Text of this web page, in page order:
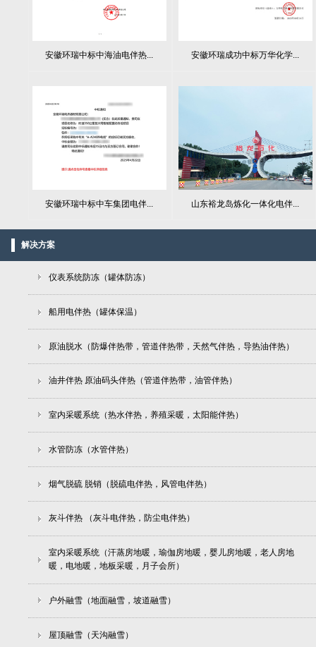
安徽环瑞中标中海油电伴热... 安徽环瑞成功中标万华化学...
安徽环瑞中标中车集团电伴... 山东裕龙岛炼化一体化电伴...
解决方案
仪表系统防冻（罐体防冻）
船用电伴热（罐体保温）
原油脱水（防爆伴热带，管道伴热带，天然气伴热，导热油伴热）
油井伴热 原油码头伴热（管道伴热带，油管伴热）
室内采暖系统（热水伴热，养殖采暖，太阳能伴热）
水管防冻（水管伴热）
烟气脱硫 脱销（脱硫电伴热，风管电伴热）
灰斗伴热 （灰斗电伴热，防尘电伴热）
室内采暖系统（汗蒸房地暖，瑜伽房地暖，婴儿房地暖，老人房地
暖，电地暖，地板采暖，月子会所）
户外融雪（地面融雪，坡道融雪）
屋顶融雪（天沟融雪）